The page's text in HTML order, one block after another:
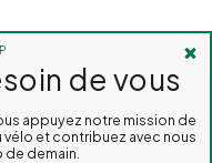
WEB